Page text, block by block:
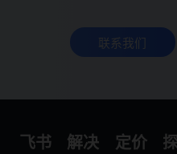
联系我们
飞书
解决
定价